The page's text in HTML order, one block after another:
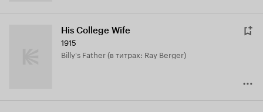
His College Wife
1915
Billy's Father (в титрах: Ray Berger)